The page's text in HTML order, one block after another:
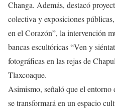
Changa. Además, destacó
colectiva y exposiciones
en el Corazón”, la intervención
bancas escultóricas “Ven y
fotográficas en las rejas de
Tlaxcoaque.
Asimismo, señaló que el
se transformará en un espacio